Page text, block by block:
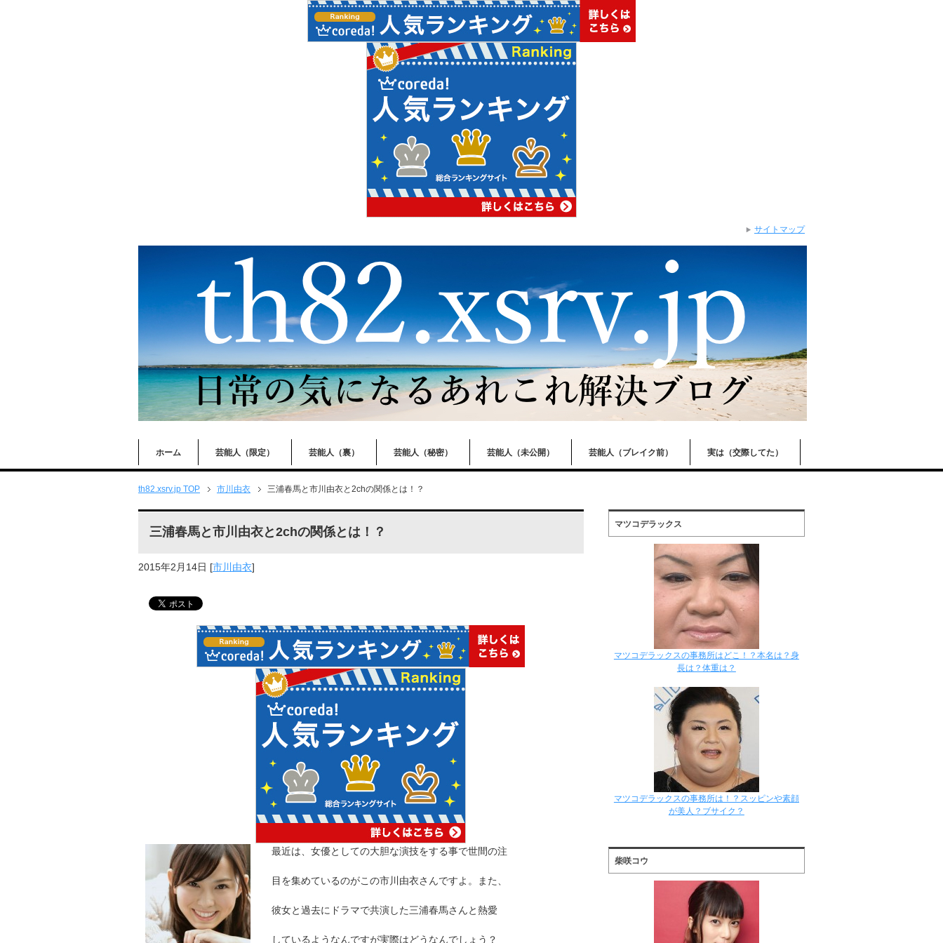
ホーム 芸能人（限定） 芸能人（裏） 芸能人（秘密） 芸能人（未公開） 芸能人（ブレイク前） 実は（交際してた）
th82.xsrv.jp TOP 市川由衣 三浦春馬と市川由衣と2chの関係とは！？
三浦春馬と市川由衣と2chの関係とは！？
2015年2月14日 [市川由衣]
最近は、女優としての大胆な演技をする事で世間の注
目を集めているのがこの市川由衣さんですよ。また、
彼女と過去にドラマで共演した三浦春馬さんと熱愛
しているようなんですが実際はどうなんでしょう？
マツコデラックス
マツコデラックスの事務所はどこ！？本名は？身
長は？体重は？
マツコデラックスの事務所は！？スッピンや素顔
が美人？ブサイク？
柴咲コウ
サイトマップ